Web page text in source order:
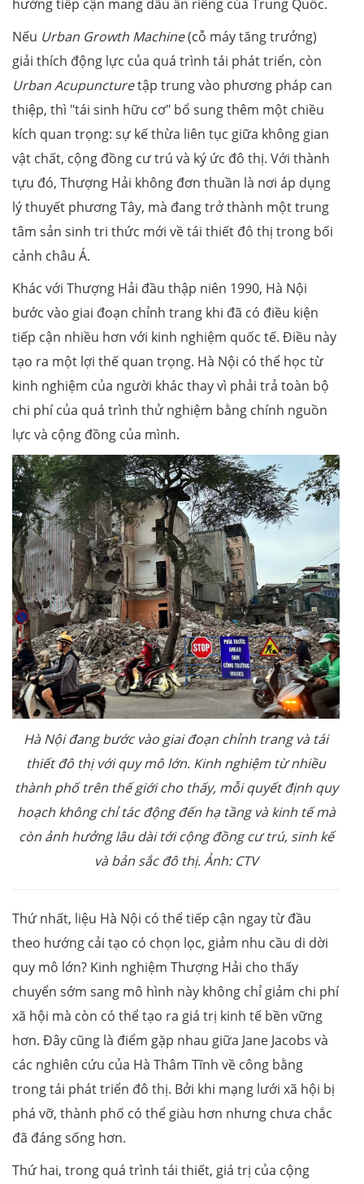
hướng tiếp cận mang dấu ấn riêng của Trung Quốc.
Nếu Urban Growth Machine(cỗ máy tăng trưởng)
giải thích động lực của quá trình tái phát triển, còn
Urban Acupuncturetập trung vào phương pháp can
thiệp, thì "tái sinh hữu cơ" bổ sung thêm một chiều
kích quan trọng: sự kế thừa liên tục giữa không gian
vật chất, cộng đồng cư trú và ký ức đô thị. Với thành
tựu đó, Thượng Hải không đơn thuần là nơi áp dụng
lý thuyết phương Tây, mà đang trở thành một trung
tâm sản sinh tri thức mới về tái thiết đô thị trong bối
cảnh châu Á.
Khác với Thượng Hải đầu thập niên 1990, Hà Nội
bước vào giai đoạn chỉnh trang khi đã có điều kiện
tiếp cận nhiều hơn với kinh nghiệm quốc tế. Điều này
tạo ra một lợi thế quan trọng. Hà Nội có thể học từ
kinh nghiệm của người khác thay vì phải trả toàn bộ
chi phí của quá trình thử nghiệm bằng chính nguồn
lực và cộng đồng của mình.
Hà Nội đang bước vào giai đoạn chỉnh trang và tái
thiết đô thị với quy mô lớn. Kinh nghiệm từ nhiều
thành phố trên thế giới cho thấy, mỗi quyết định quy
hoạch không chỉ tác động đến hạ tầng và kinh tế mà
còn ảnh hưởng lâu dài tới cộng đồng cư trú, sinh kế
và bản sắc đô thị. Ảnh: CTV
Thứ nhất, liệu Hà Nội có thể tiếp cận ngay từ đầu
theo hướng cải tạo có chọn lọc, giảm nhu cầu di dời
quy mô lớn? Kinh nghiệm Thượng Hải cho thấy
chuyển sớm sang mô hình này không chỉ giảm chi phí
xã hội mà còn có thể tạo ra giá trị kinh tế bền vững
hơn. Đây cũng là điểm gặp nhau giữa Jane Jacobs và
các nghiên cứu của Hà Thâm Tĩnh về công bằng
trong tái phát triển đô thị. Bởi khi mạng lưới xã hội bị
phá vỡ, thành phố có thể giàu hơn nhưng chưa chắc
đã đáng sống hơn.
Thứ hai, trong quá trình tái thiết, giá trị của cộng